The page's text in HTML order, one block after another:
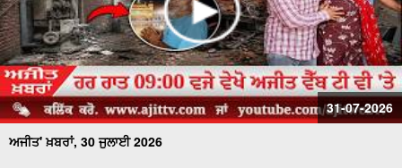
31-07-2026
ਅਜੀਤ' ਖ਼ਬਰਾਂ, 30 ਜੁਲਾਈ 2026